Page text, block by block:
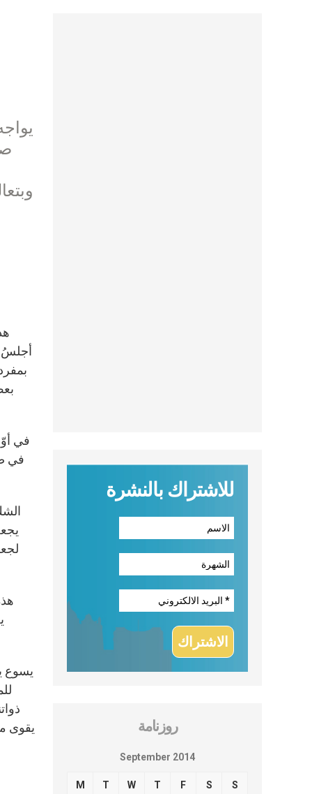
أجلسُ
في
في
يسوع
يقوى
للاشتراك بالنشرة
روزنامة
September 2014
M T W T F S S